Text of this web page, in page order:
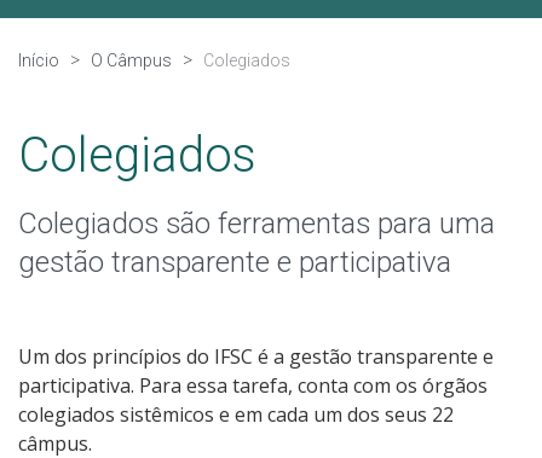
Colegiado do Câmpus
Início O Câmpus Colegiados
Colegiados
Colegiados são ferramentas para uma
gestão transparente e participativa
Um dos princípios do IFSC é a gestão transparente e
participativa. Para essa tarefa, conta com os órgãos
colegiados sistêmicos e em cada um dos seus 22
câmpus.